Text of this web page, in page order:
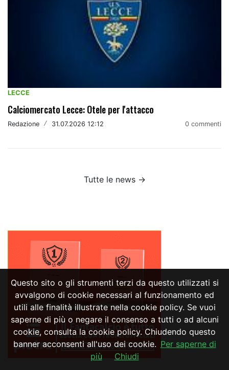
LECCE
Calciomercato Lecce: Otele per l'attacco
Redazione / 31.07.2026 12:12 0 commenti
Tutte le news →
Questo sito o gli strumenti terzi da questo utilizzati si
avvalgono di cookie necessari al funzionamento ed
utili alle finalità illustrate nella cookie policy. Se vuoi
saperne di più o negare il consenso a tutti o ad alcuni
cookie, consulta la cookie policy. Chiudendo questo
banner acconsenti all'uso dei cookie. Per saperne di
più
Chiudi